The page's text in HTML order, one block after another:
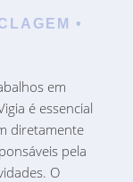
•
em
é essencial
diretamente
pela
O